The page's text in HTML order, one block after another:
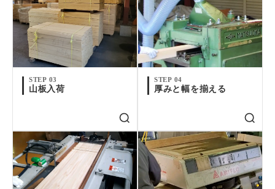
STEP 03
山板入荷
STEP 04
厚みと幅を揃える